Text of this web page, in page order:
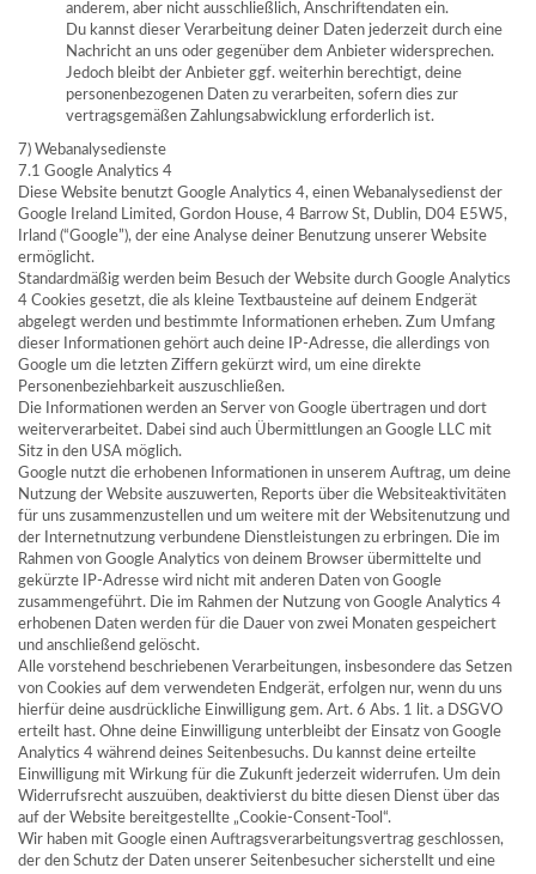
anderem, aber nicht ausschließlich, Anschriftendaten ein.
Du kannst dieser Verarbeitung deiner Daten jederzeit durch eine
Nachricht an uns oder gegenüber dem Anbieter widersprechen.
Jedoch bleibt der Anbieter ggf. weiterhin berechtigt, deine
personenbezogenen Daten zu verarbeiten, sofern dies zur
vertragsgemäßen Zahlungsabwicklung erforderlich ist.
7) Webanalysedienste
7.1 Google Analytics 4
Diese Website benutzt Google Analytics 4, einen Webanalysedienst der
Google Ireland Limited, Gordon House, 4 Barrow St, Dublin, D04 E5W5,
Irland (“Google”), der eine Analyse deiner Benutzung unserer Website
ermöglicht.
Standardmäßig werden beim Besuch der Website durch Google Analytics
4 Cookies gesetzt, die als kleine Textbausteine auf deinem Endgerät
abgelegt werden und bestimmte Informationen erheben. Zum Umfang
dieser Informationen gehört auch deine IP-Adresse, die allerdings von
Google um die letzten Ziffern gekürzt wird, um eine direkte
Personenbeziehbarkeit auszuschließen.
Die Informationen werden an Server von Google übertragen und dort
weiterverarbeitet. Dabei sind auch Übermittlungen an Google LLC mit
Sitz in den USA möglich.
Google nutzt die erhobenen Informationen in unserem Auftrag, um deine
Nutzung der Website auszuwerten, Reports über die Websiteaktivitäten
für uns zusammenzustellen und um weitere mit der Websitenutzung und
der Internetnutzung verbundene Dienstleistungen zu erbringen. Die im
Rahmen von Google Analytics von deinem Browser übermittelte und
gekürzte IP-Adresse wird nicht mit anderen Daten von Google
zusammengeführt. Die im Rahmen der Nutzung von Google Analytics 4
erhobenen Daten werden für die Dauer von zwei Monaten gespeichert
und anschließend gelöscht.
Alle vorstehend beschriebenen Verarbeitungen, insbesondere das Setzen
von Cookies auf dem verwendeten Endgerät, erfolgen nur, wenn du uns
hierfür deine ausdrückliche Einwilligung gem. Art. 6 Abs. 1 lit. a DSGVO
erteilt hast. Ohne deine Einwilligung unterbleibt der Einsatz von Google
Analytics 4 während deines Seitenbesuchs. Du kannst deine erteilte
Einwilligung mit Wirkung für die Zukunft jederzeit widerrufen. Um dein
Widerrufsrecht auszuüben, deaktivierst du bitte diesen Dienst über das
auf der Website bereitgestellte „Cookie-Consent-Tool“.
Wir haben mit Google einen Auftragsverarbeitungsvertrag geschlossen,
der den Schutz der Daten unserer Seitenbesucher sicherstellt und eine